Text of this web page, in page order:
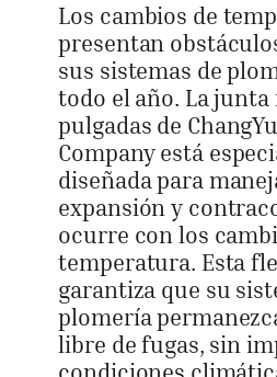
Los cambios de
presentan
sus sistemas de
todo el año. La junta
pulgadas de
Company está
diseñada para
expansión y
ocurre con los
temperatura. Esta
garantiza que su
plomería
libre de fugas, sin